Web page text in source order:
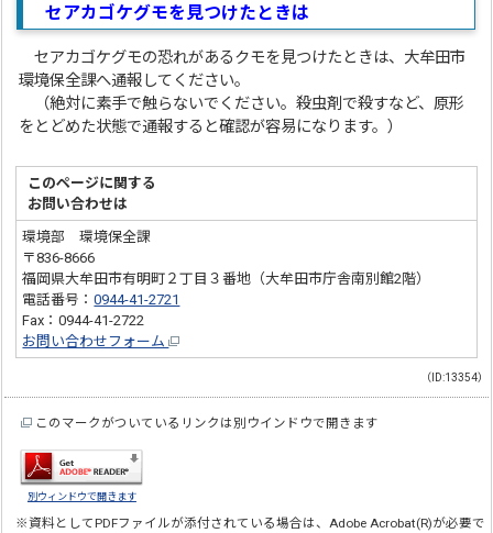
セアカゴケグモを見つけたときは
セアカゴケグモの恐れがあるクモを見つけたときは、大牟田市
環境保全課へ通報してください。
（絶対に素手で触らないでください。殺虫剤で殺すなど、原形
をとどめた状態で通報すると確認が容易になります。）
このページに関する
お問い合わせは
環境部 環境保全課
〒836-8666
福岡県大牟田市有明町２丁目３番地（大牟田市庁舎南別館2階）
電話番号：0944-41-2721
Fax：0944-41-2722
お問い合わせフォーム
（ID:13354）
このマークがついているリンクは別ウインドウで開きます
別ウィンドウで開きます
※資料としてPDFファイルが添付されている場合は、Adobe Acrobat(R)が必要で